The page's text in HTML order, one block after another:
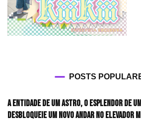
POSTS
A entidade de um astro, o esplendor de
desbloqueie um novo andar no elevador